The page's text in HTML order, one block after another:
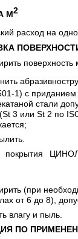
М2
расход на
1) с
стали
3 или St 2 по
покрытия
(при
от 6 до 8),
влагу и пыль.
ПО